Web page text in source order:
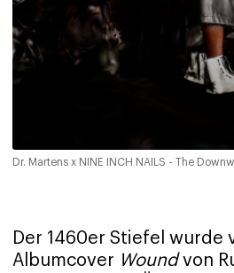
Dr. Martens x NINE INCH NAILS - The
Der 1460er Stiefel wurde
Albumcover Woundvon